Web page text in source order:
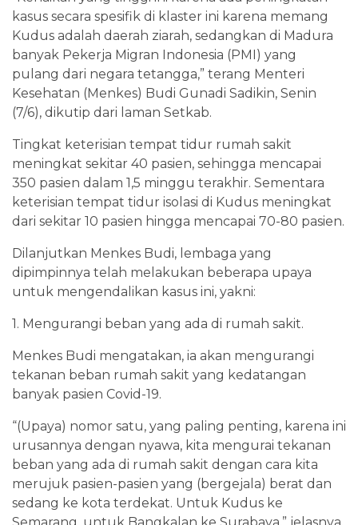
kasus secara spesifik di klaster ini karena memang
Kudus adalah daerah ziarah, sedangkan di Madura
banyak Pekerja Migran Indonesia (PMI) yang
pulang dari negara tetangga,” terang Menteri
Kesehatan (Menkes) Budi Gunadi Sadikin, Senin
(7/6), dikutip dari laman Setkab.
Tingkat keterisian tempat tidur rumah sakit
meningkat sekitar 40 pasien, sehingga mencapai
350 pasien dalam 1,5 minggu terakhir. Sementara
keterisian tempat tidur isolasi di Kudus meningkat
dari sekitar 10 pasien hingga mencapai 70-80 pasien.
Dilanjutkan Menkes Budi, lembaga yang
dipimpinnya telah melakukan beberapa upaya
untuk mengendalikan kasus ini, yakni:
1. Mengurangi beban yang ada di rumah sakit.
Menkes Budi mengatakan, ia akan mengurangi
tekanan beban rumah sakit yang kedatangan
banyak pasien Covid-19.
“(Upaya) nomor satu, yang paling penting, karena ini
urusannya dengan nyawa, kita mengurai tekanan
beban yang ada di rumah sakit dengan cara kita
merujuk pasien-pasien yang (bergejala) berat dan
sedang ke kota terdekat. Untuk Kudus ke